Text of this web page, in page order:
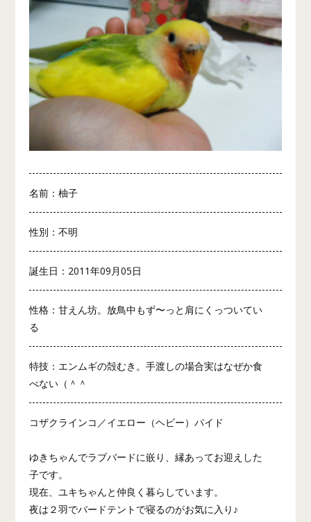
名前：柚子
性別：不明
誕生日：2011年09月05日
性格：甘えん坊。放鳥中もず〜っと肩にくっついてい
る
特技：エンムギの殻むき。手渡しの場合実はなぜか食
べない（＾＾ゞ
コザクラインコ／イエロー（ヘビー）パイド
ゆきちゃんでラブバードに嵌り、縁あってお迎えした
子です。
現在、ユキちゃんと仲良く暮らしています。
夜は２羽でバードテントで寝るのがお気に入り♪